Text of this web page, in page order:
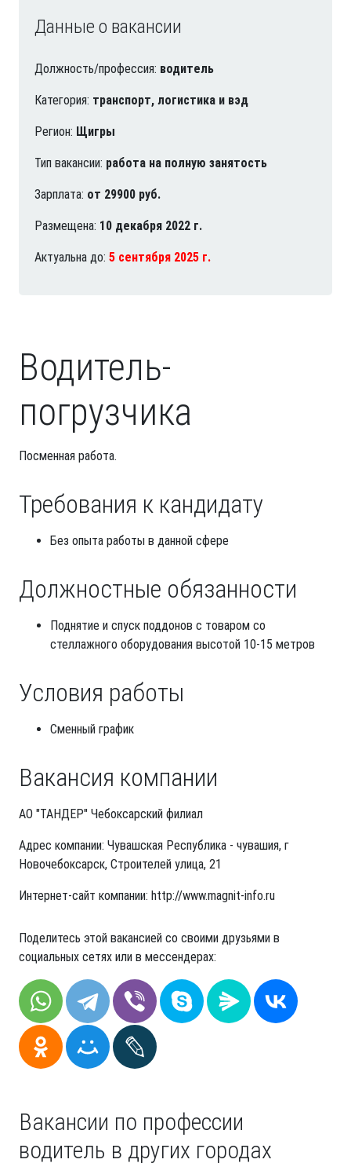
Данные о вакансии
Должность/профессия: водитель
Категория: транспорт, логистика и вэд
Регион: Щигры
Тип вакансии: работа на полную занятость
Зарплата: от 29900 руб.
Размещена: 10 декабря 2022 г.
Актуальна до: 5 сентября 2025 г.
Водитель-
погрузчика
Посменная работа.
Требования к кандидату
Без опыта работы в данной сфере
Должностные обязанности
Поднятие и спуск поддонов с товаром со
стеллажного оборудования высотой 10-15 метров
Условия работы
Сменный график
Вакансия компании
АО "ТАНДЕР" Чебоксарский филиал
Адрес компании: Чувашская Республика - чувашия, г
Новочебоксарск, Строителей улица, 21
Интернет-сайт компании: http://www.magnit-info.ru
Поделитесь этой вакансией со своими друзьями в
социальных сетях или в мессендерах:
Вакансии по профессии
водитель в других городах